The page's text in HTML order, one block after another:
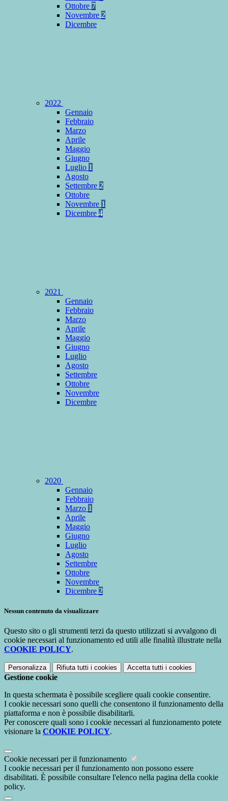
Ottobre 7
Novembre 2
Dicembre
2022
Gennaio
Febbraio
Marzo
Aprile
Maggio
Giugno
Luglio 1
Agosto
Settembre 2
Ottobre
Novembre 1
Dicembre 4
2021
Gennaio
Febbraio
Marzo
Aprile
Maggio
Giugno
Luglio
Agosto
Settembre
Ottobre
Novembre
Dicembre
2020
Gennaio
Febbraio
Marzo 1
Aprile
Maggio
Giugno
Luglio
Agosto
Settembre
Ottobre
Novembre
Dicembre 2
Nessun contenuto da visualizzare
Questo sito o gli strumenti terzi da questo utilizzati si avvalgono di
cookie necessari al funzionamento ed utili alle finalità illustrate nella
COOKIE POLICY.
Personalizza Rifiuta tutti i cookies Accetta tutti i cookies
Gestione cookie
In questa schermata è possibile scegliere quali cookie consentire.
I cookie necessari sono quelli che consentono il funzionamento della
piattaforma e non è possibile disabilitarli.
Per conoscere quali sono i cookie necessari al funzionamento potete
visionare la COOKIE POLICY.
Cookie necessari per il funzionamento
I cookie necessari per il funzionamento non possono essere
disabilitati. È possibile consultare l'elenco nella pagina della cookie
policy.